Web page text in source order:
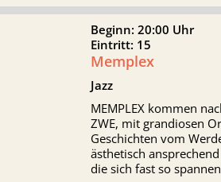
Beginn: 20:00 Uhr
Eintritt: 15
Memplex
Jazz
MEMPLEX kommen
ZWE, mit grandiosen
Geschichten vom
ästhetisch
die sich fast so